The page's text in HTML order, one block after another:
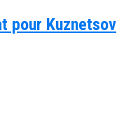
pour Kuznetsov